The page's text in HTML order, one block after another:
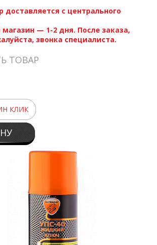
доставляется с центрального
магазин — 1-2 дня. После заказа,
звонка специалиста.
ТОВАР
КЛИК